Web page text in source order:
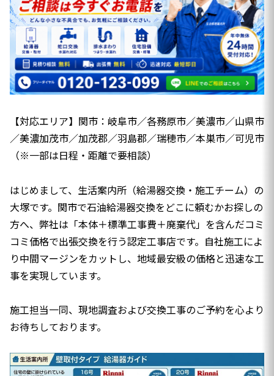
【対応エリア】関市：岐阜市／各務原市／美濃市／山県市
／美濃加茂市／加茂郡／羽島郡／瑞穂市／本巣市／可児市
（※一部は日程・距離で要相談）
はじめまして、生活案内所（給湯器交換・施工チーム）の
大塚です。関市で石油給湯器交換をどこに頼むかお探しの
方へ、弊社は「本体＋標準工事費＋廃棄代」を含んだコミ
コミ価格で出張交換を行う認定工事店です。自社施工によ
り中間マージンをカットし、地域最安級の価格と迅速な工
事を実現しています。
施工担当一同、現地調査および交換工事のご予約を心より
お待ちしております。